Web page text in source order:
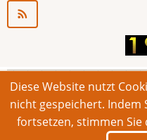
© 2026 Bonner
Footer
Impressum Kontakt
Diese Website nutzt
nicht gespeichert. Indem
fortsetzen, stimmen Sie